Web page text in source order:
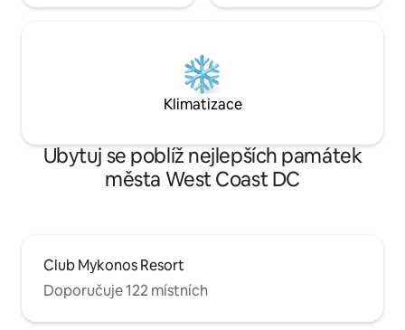
Klimatizace
Ubytuj se poblíž nejlepších památek
města West Coast DC
Club Mykonos Resort
Doporučuje 122 místních